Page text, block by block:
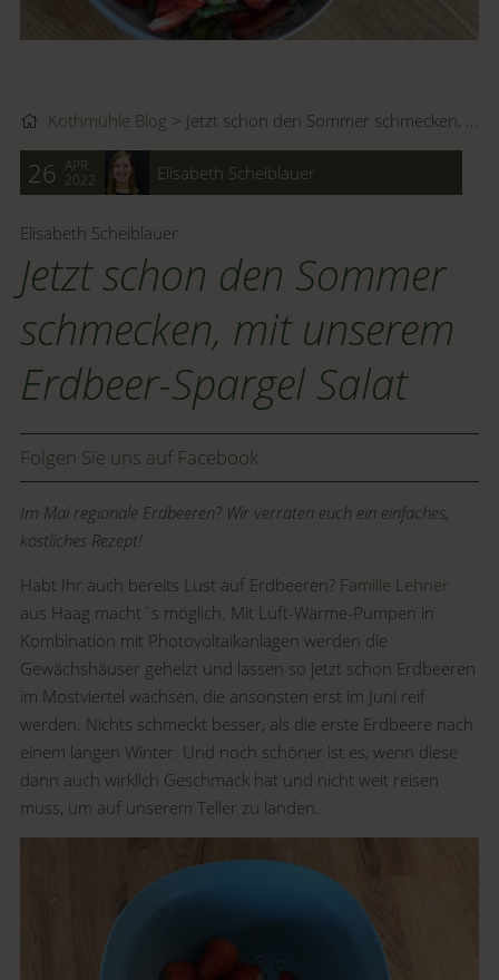
Kothmühle Blog Jetzt schon den Sommer schmecken, mit unserem Erdbeer-Spargel Salat
26
APR
2022
Elisabeth Scheiblauer
Elisabeth Scheiblauer
Jetzt schon den Sommer
schmecken, mit unserem
Erdbeer-Spargel Salat
Folgen Sie uns auf Facebook
Im Mai regionale Erdbeeren? Wir verraten euch ein einfaches,
köstliches Rezept!
Habt Ihr auch bereits Lust auf Erdbeeren? Familie Lehner
aus Haag macht´s möglich. Mit Luft-Wärme-Pumpen in
Kombination mit Photovoltaikanlagen werden die
Gewächshäuser geheizt und lassen so jetzt schon Erdbeeren
im Mostviertel wachsen, die ansonsten erst im Juni reif
werden. Nichts schmeckt besser, als die erste Erdbeere nach
einem langen Winter. Und noch schöner ist es, wenn diese
dann auch wirklich Geschmack hat und nicht weit reisen
muss, um auf unserem Teller zu landen.